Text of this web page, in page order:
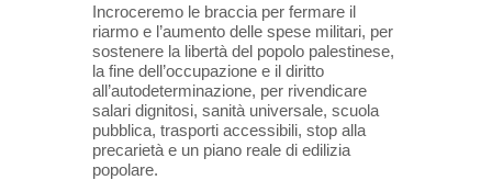
Incroceremo le braccia per fermare il
riarmo e l’aumento delle spese militari, per
sostenere la libertà del popolo palestinese,
la fine dell’occupazione e il diritto
all’autodeterminazione, per rivendicare
salari dignitosi, sanità universale, scuola
pubblica, trasporti accessibili, stop alla
precarietà e un piano reale di edilizia
popolare.